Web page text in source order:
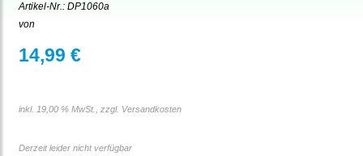
Artikel-Nr.: DP1060a
von
14,99 €
inkl. 19,00 % MwSt., zzgl. Versandkosten
Derzeit leider nicht verfügbar